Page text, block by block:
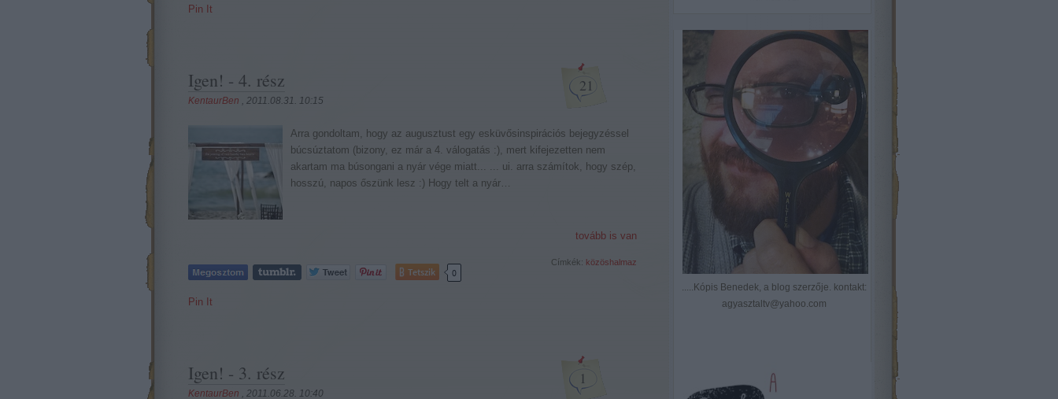
Pin It
21
Igen! - 4. rész
KentaurBen , 2011.08.31. 10:15
Arra gondoltam, hogy az augusztust egy esküvősinspirációs bejegyzéssel
búcsúztatom (bizony, ez már a 4. válogatás :), mert kifejezetten nem
akartam ma búsongani a nyár vége miatt... ... ui. arra számítok, hogy szép,
hosszú, napos őszünk lesz :) Hogy telt a nyár…
tovább is van
Címkék: közöshalmaz
Tetszik 0
Pin It
1
Igen! - 3. rész
KentaurBen , 2011.06.28. 10:40
.....Kópis Benedek, a blog szerzője. kontakt:
agyasztaltv@yahoo.com